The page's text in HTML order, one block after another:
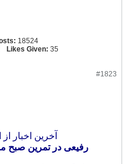
18524
Likes Given: 35
#1823
آخرین اخبار
رفیعی در تمرین صبح